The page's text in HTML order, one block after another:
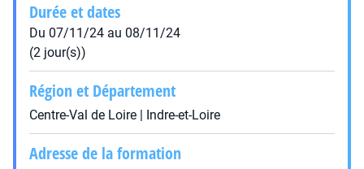
Durée et dates
Du 07/11/24 au 08/11/24
(2 jour(s))
Région et Département
Centre-Val de Loire | Indre-et-Loire
Adresse de la formation